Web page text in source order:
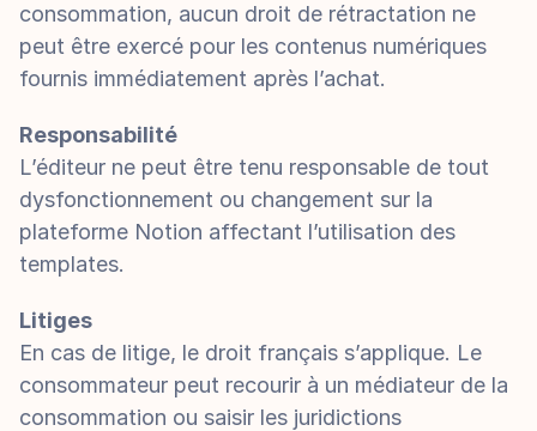
consommation, aucun droit de rétractation ne
peut être exercé pour les contenus numériques
fournis immédiatement après l’achat.
Responsabilité
L’éditeur ne peut être tenu responsable de tout
dysfonctionnement ou changement sur la
plateforme Notion affectant l’utilisation des
templates.
Litiges
En cas de litige, le droit français s’applique. Le
consommateur peut recourir à un médiateur de la
consommation ou saisir les juridictions